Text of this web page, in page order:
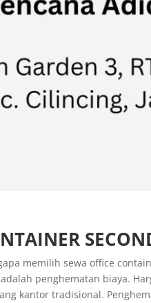
memilih sewa office
penghematan biaya.
kantor tradisional.